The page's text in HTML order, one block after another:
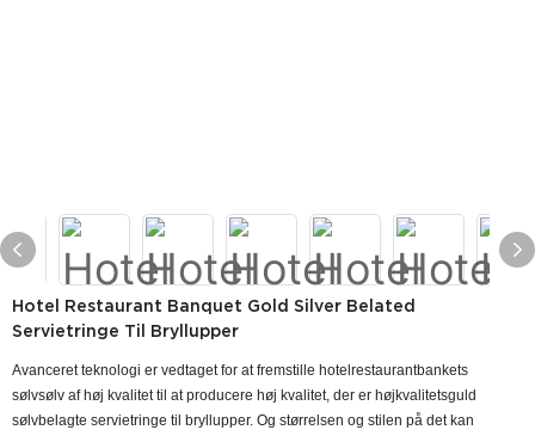
Hotel Restaurant Banquet Gold Silver Belated
Servietringe Til Bryllupper
Avanceret teknologi er vedtaget for at fremstille hotelrestaurantbankets
sølvsølv af høj kvalitet til at producere høj kvalitet, der er højkvalitetsguld
sølvbelagte servietringe til bryllupper. Og størrelsen og stilen på det kan